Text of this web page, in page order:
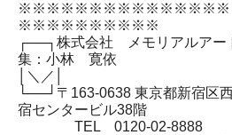
※※※※※※※※※※
┌──┐株式会社 メモリアル
集：小林 寛依
│＼
└──┘〒163-0638 東京都新宿区
宿センタービル38階
TEL 0120-02-8888